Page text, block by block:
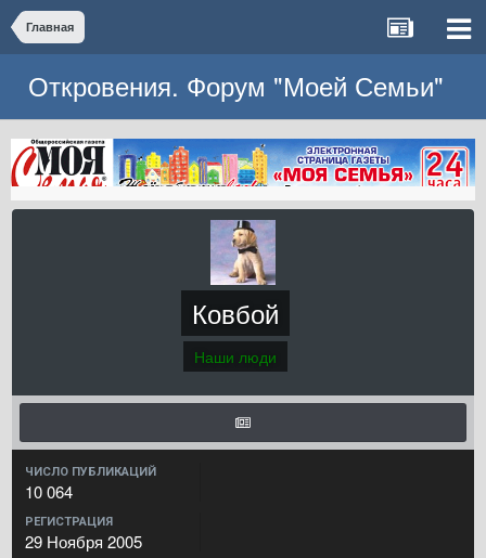
Главная
Откровения. Форум "Моей Семьи"
Ковбой
Наши люди
ЧИСЛО ПУБЛИКАЦИЙ
10 064
РЕГИСТРАЦИЯ
29 Ноября 2005